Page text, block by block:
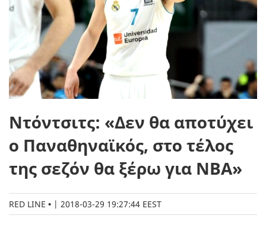
Ντόντσιτς: «Δεν θα αποτύχει
ο Παναθηναϊκός, στο τέλος
της σεζόν θα ξέρω για ΝΒΑ»
RED LINE | 2018-03-29 19:27:44 EEST